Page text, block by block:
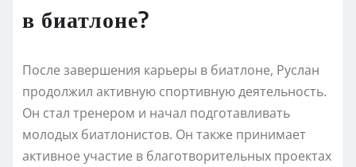
в биатлоне?
После завершения карьеры в биатлоне, Руслан
продолжил активную спортивную деятельность.
Он стал тренером и начал подготавливать
молодых биатлонистов. Он также принимает
активное участие в благотворительных проектах